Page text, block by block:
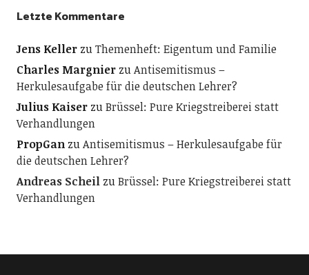
Letzte Kommentare
Jens KellerzuThemenheft: Eigentum und Familie
Charles MargnierzuAntisemitismus –
Herkulesaufgabe für die deutschen Lehrer?
Julius KaiserzuBrüssel: Pure Kriegstreiberei statt
Verhandlungen
PropGanzuAntisemitismus – Herkulesaufgabe für
die deutschen Lehrer?
Andreas ScheilzuBrüssel: Pure Kriegstreiberei statt
Verhandlungen